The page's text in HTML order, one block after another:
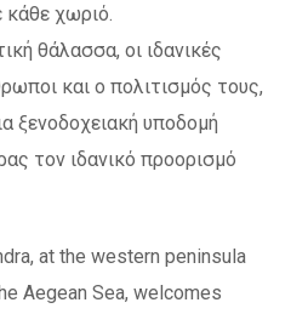
χωριό.
θάλασσα, οι ιδανικές
και ο πολιτισμός τους,
ξενοδοχειακή υποδομή
τον ιδανικό προορισμό
at the western peninsula
Aegean Sea, welcomes